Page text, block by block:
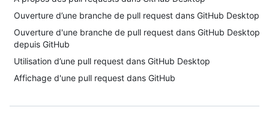
Ouverture d’une branche de pull request dans GitHub Desktop
Ouverture d'une branche de pull request dans GitHub Desktop
depuis GitHub
Utilisation d’une pull request dans GitHub Desktop
Affichage d'une pull request dans GitHub